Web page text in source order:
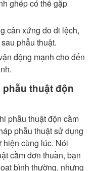
ghép có thể gặp
cân xứng do di lệch,
phẫu thuật.
động mạnh cho đến
thuật độn
phẫu thuật độn cằm
phẫu thuật sử dụng
hiện cùng lúc. Nói
cằm đơn thuần, bạn
bình thường, nhưng